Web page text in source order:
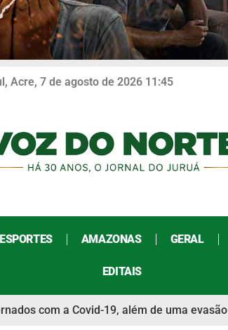
Acre, 7 de agosto de 2026 11:45
ESPORTES AMAZONAS GERAL
EDITAIS
com a Covid-19, além de uma evasão